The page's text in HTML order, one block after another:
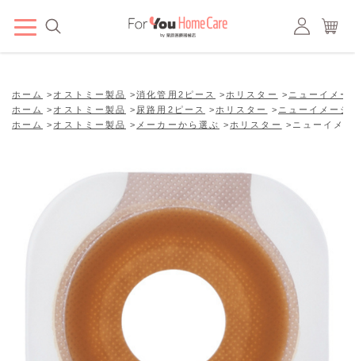
ホーム > オストミー製品 >消化管用2ピース > ホリスター > ニューイメー
ホーム
> オストミー製品 > 尿路用2ピース > ホリスター > ニューイメージ
ホーム
> オストミー製品 > メーカーから選ぶ > ホリスター > ニューイメ